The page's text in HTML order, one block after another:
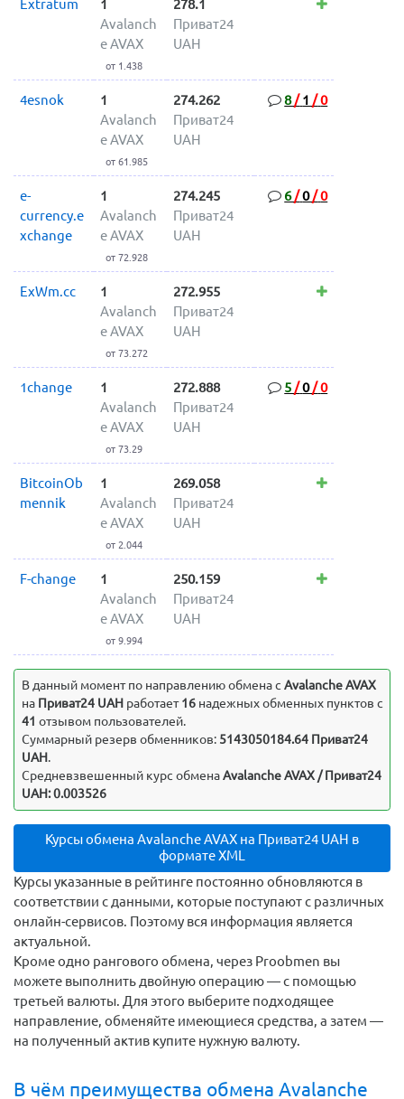
Extratum
1
Avalanch
e AVAX
от 1.438
278.1
Приват24
UAH
4esnok
1
Avalanch
e AVAX
от 61.985
274.262
Приват24
UAH
8/ 1 /0
e-
currency.e
xchange
1
Avalanch
e AVAX
от 72.928
274.245
Приват24
UAH
6/0/0
ExWm.cc
1
Avalanch
e AVAX
от 73.272
272.955
Приват24
UAH
1change
1
Avalanch
e AVAX
от 73.29
272.888
Приват24
UAH
5 /0/0
BitcoinOb
mennik
1
Avalanch
e AVAX
от 2.044
269.058
Приват24
UAH
F-change
1
Avalanch
e AVAX
от 9.994
250.159
Приват24
UAH
В данный момент по направлению обмена cAvalanche AVAX
на Приват24 UAH работает16надежных обменных пунктов с
41 отзывом пользователей.
Суммарный резерв обменников: 5143050184.64 Приват24
UAH.
Средневзвешенный курс обменаAvalanche AVAX / Приват24
UAH: 0.003526
Курсы обмена Avalanche AVAX на Приват24 UAH в
формате XML
Курсы указанные в рейтинге постоянно обновляются в
соответствии с данными, которые поступают с различных
онлайн-сервисов. Поэтому вся информация является
актуальной.
Кроме одно рангового обмена, через Proobmen вы
можете выполнить двойную операцию — с помощью
третьей валюты. Для этого выберите подходящее
направление, обменяйте имеющиеся средства, а затем —
на полученный актив купите нужную валюту.
В чём преимущества обмена Avalanche